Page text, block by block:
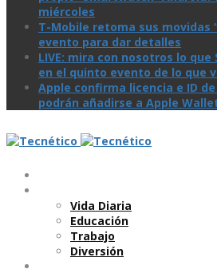
miércoles
T-Mobile retoma sus movidas
evento para dar detalles
LIVE: mira con nosotros lo
en el quinto evento de lo que
Apple confirma licencia e ID
podrán añadirse a Apple
Vida Diaria
Educación
Trabajo
Diversión